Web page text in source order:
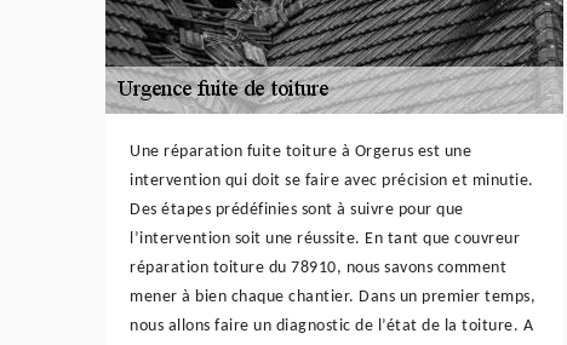
Une réparation fuite toiture à Orgerus est une
intervention qui doit se faire avec précision et minutie.
Des étapes prédéfinies sont à suivre pour que
l’intervention soit une réussite. En tant que couvreur
réparation toiture du 78910, nous savons comment
mener à bien chaque chantier. Dans un premier temps,
nous allons faire un diagnostic de l’état de la toiture. A